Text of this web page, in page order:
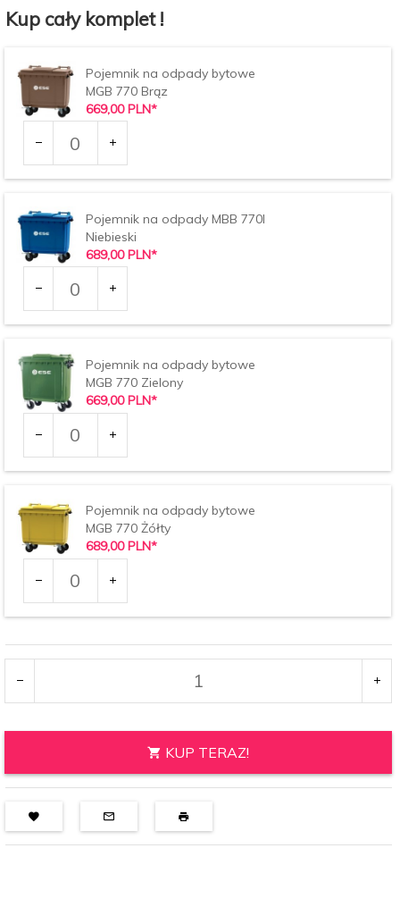
Kup cały komplet !
Pojemnik na odpady bytowe
MGB 770 Brąz
669,00 PLN*
dla
produktu
1512
Pojemnik na odpady MBB 770l
Niebieski
689,00 PLN*
dla
produktu
2014
Pojemnik na odpady bytowe
MGB 770 Zielony
669,00 PLN*
dla
produktu
2421
Pojemnik na odpady bytowe
MGB 770 Żółty
689,00 PLN*
dla
produktu
2422
KUP TERAZ!